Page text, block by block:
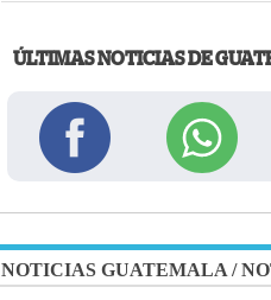
ÚLTIMAS NOTICIAS DE
NOTICIAS GUATEMALA /